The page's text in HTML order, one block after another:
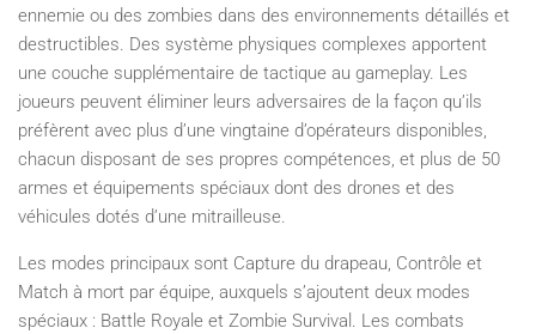
ennemie ou des zombies dans des environnements détaillés et
destructibles. Des système physiques complexes apportent
une couche supplémentaire de tactique au gameplay. Les
joueurs peuvent éliminer leurs adversaires de la façon qu’ils
préfèrent avec plus d’une vingtaine d’opérateurs disponibles,
chacun disposant de ses propres compétences, et plus de 50
armes et équipements spéciaux dont des drones et des
véhicules dotés d’une mitrailleuse.
Les modes principaux sont Capture du drapeau, Contrôle et
Match à mort par équipe, auxquels s’ajoutent deux modes
spéciaux : Battle Royale et Zombie Survival. Les combats